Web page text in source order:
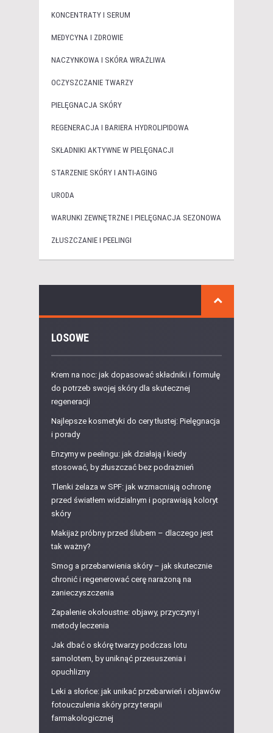
KONCENTRATY I SERUM
MEDYCYNA I ZDROWIE
NACZYNKOWA I SKÓRA WRAŻLIWA
OCZYSZCZANIE TWARZY
PIELĘGNACJA SKÓRY
REGENERACJA I BARIERA HYDROLIPIDOWA
SKŁADNIKI AKTYWNE W PIELĘGNACJI
STARZENIE SKÓRY I ANTI-AGING
URODA
WARUNKI ZEWNĘTRZNE I PIELĘGNACJA SEZONOWA
ZŁUSZCZANIE I PEELINGI
LOSOWE
Krem na noc: jak dopasować składniki i formułę
do potrzeb swojej skóry dla skutecznej
regeneracji
Najlepsze kosmetyki do cery tłustej: Pielęgnacja
i porady
Enzymy w peelingu: jak działają i kiedy
stosować, by złuszczać bez podrażnień
Tlenki żelaza w SPF: jak wzmacniają ochronę
przed światłem widzialnym i poprawiają koloryt
skóry
Makijaż próbny przed ślubem – dlaczego jest
tak ważny?
Smog a przebarwienia skóry – jak skutecznie
chronić i regenerować cerę narażoną na
zanieczyszczenia
Zapalenie okołoustne: objawy, przyczyny i
metody leczenia
Jak dbać o skórę twarzy podczas lotu
samolotem, by uniknąć przesuszenia i
opuchlizny
Leki a słońce: jak unikać przebarwień i objawów
fotouczulenia skóry przy terapii
farmakologicznej